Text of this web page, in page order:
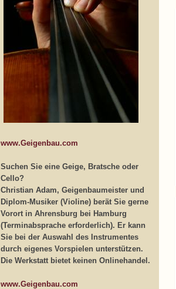
www.Geigenbau.com
Suchen Sie eine Geige, Bratsche oder
Cello?
Christian Adam, Geigenbaumeister und
Diplom-Musiker (Violine) berät Sie gerne
Vorort in Ahrensburg bei Hamburg
(Terminabsprache erforderlich). Er kann
Sie bei der Auswahl des Instrumentes
durch eigenes Vorspielen unterstützen.
Die Werkstatt bietet keinen Onlinehandel.
www.Geigenbau.com